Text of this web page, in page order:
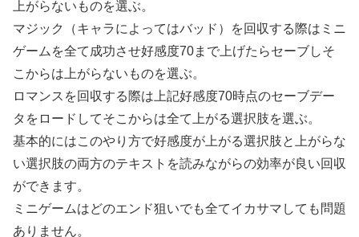
上がらないものを選ぶ。
マジック（キャラによってはバッド）を回収する際はミニ
ゲームを全て成功させ好感度70まで上げたらセーブしそ
こからは上がらないものを選ぶ。
ロマンスを回収する際は上記好感度70時点のセーブデー
タをロードしてそこからは全て上がる選択肢を選ぶ。
基本的にはこのやり方で好感度が上がる選択肢と上がらな
い選択肢の両方のテキストを読みながらの効率が良い回収
ができます。
ミニゲームはどのエンド狙いでも全てイカサマしても問題
ありません。